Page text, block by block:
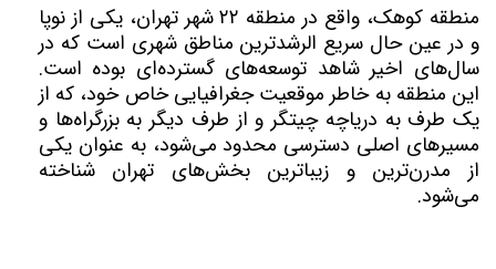
منطقه کوهک، واقع در منطقه ۲۲ شهر تهران، یکی از نوپا
و در عین حال سریع‌ الرشدترین مناطق شهری است که در
سال‌های اخیر شاهد توسعه‌های گسترده‌ای بوده است.
این منطقه به خاطر موقعیت جغرافیایی خاص خود، که از
یک طرف به دریاچه چیتگر و از طرف دیگر به بزرگراه‌ها و
مسیرهای اصلی دسترسی محدود می‌شود، به عنوان یکی
از مدرن‌ترین و زیباترین بخش‌های تهران شناخته
می‌شود.